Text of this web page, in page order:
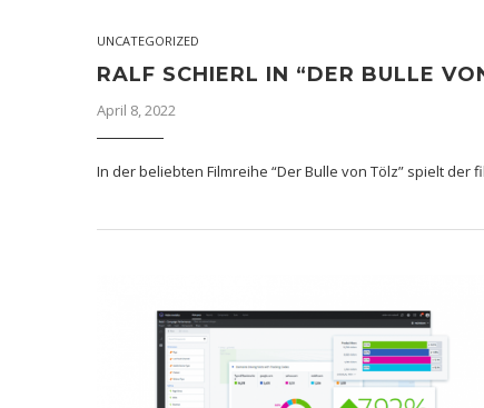
UNCATEGORIZED
RALF SCHIERL IN “DER BULLE
April 8, 2022
In der beliebten Filmreihe “Der Bulle von Tölz” spielt der